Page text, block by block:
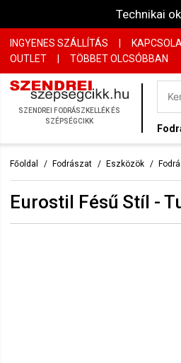
Technikai
INGYENES SZÁLLÍTÁS
OUTLET
| TÖBBET OLCSÓBBAN
SZENDREI FODRÁSZKELLÉK ÉS
SZÉPSÉGCIKK
Főoldal Fodrászat Eszközök
Eurostil Fésű Stíl -